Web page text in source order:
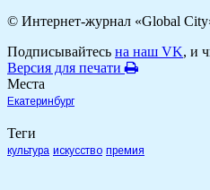
© Интернет-журнал «Global
Подписывайтесь на наш VK, и
Версия для печати
Места
Екатеринбург
Теги
культура искусство премия